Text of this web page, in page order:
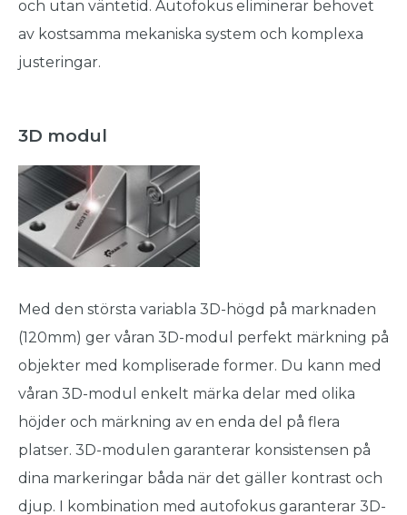
och utan väntetid. Autofokus eliminerar behovet
av kostsamma mekaniska system och komplexa
justeringar.
3D modul
Med den största variabla 3D-högd på marknaden
(120mm) ger våran 3D-modul perfekt märkning på
objekter med kompliserade former. Du kann med
våran 3D-modul enkelt märka delar med olika
höjder och märkning av en enda del på flera
platser. 3D-modulen garanterar konsistensen på
dina markeringar båda när det gäller kontrast och
djup. I kombination med autofokus garanterar 3D-